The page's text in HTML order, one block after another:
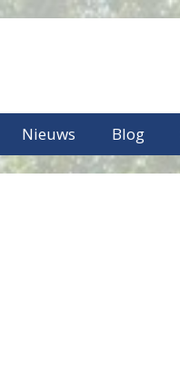
Nieuws Blog